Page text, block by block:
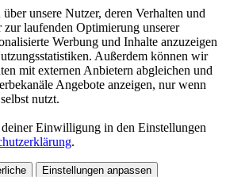
unsere Nutzer, deren Verhalten und
laufenden Optimierung unserer
Werbung und Inhalte anzuzeigen
Außerdem können wir
mit externen Anbietern abgleichen und
Angebote anzeigen, nur wenn
nutzt.
Einwilligung in den Einstellungen
.
Einstellungen anpassen